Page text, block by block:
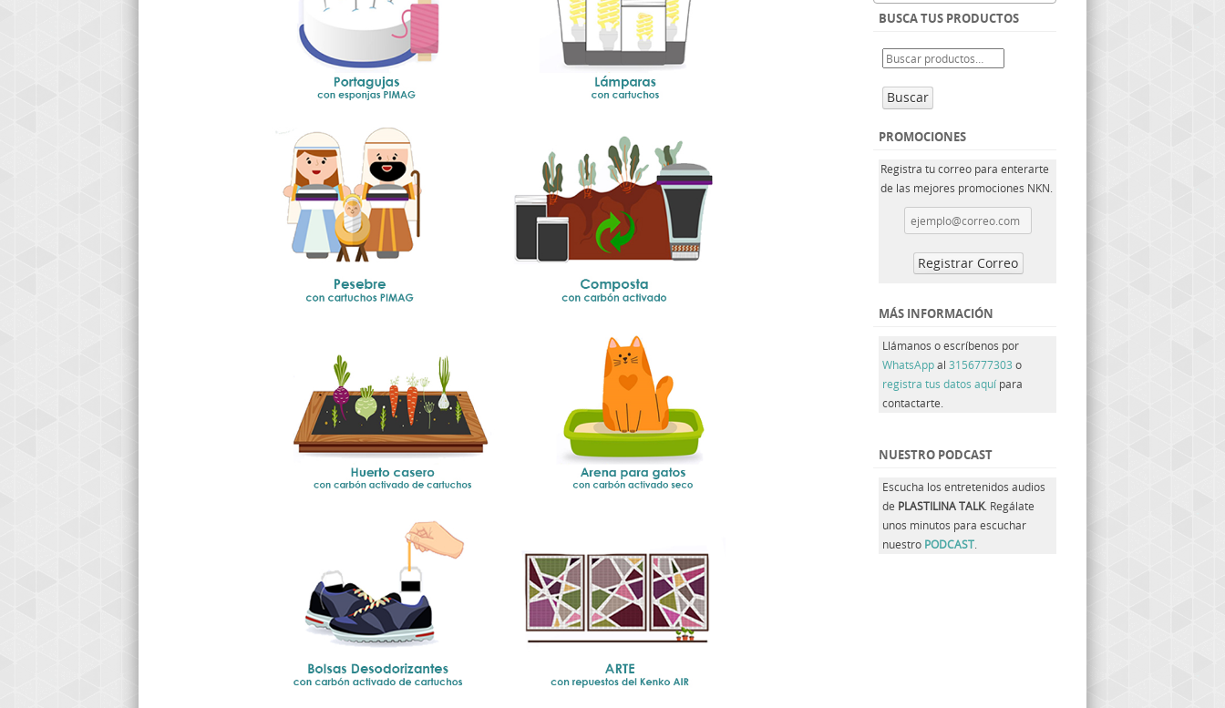
BUSCA TUS PRODUCTOS
Buscar
PROMOCIONES
Registra tu correo para enterarte
de las mejores promociones NKN.
MÁS INFORMACIÓN
Llámanos o escríbenos por
WhatsAppal 3156777303 o
registra tus datos aquí para
contactarte.
NUESTRO PODCAST
Escucha los entretenidos audios
de PLASTILINA TALK. Regálate
unos minutos para escuchar
nuestro PODCAST.